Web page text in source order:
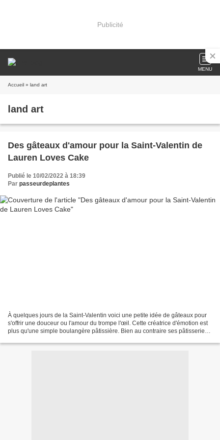
Publicité
MENU
Accueil » land art
land art
Des gâteaux d'amour pour la Saint-Valentin de
Lauren Loves Cake
Publié le 10/02/2022 à 18:39
Par passeurdeplantes
À quelques jours de la Saint-Valentin voici une petite idée de gâteaux pour
s'offrir une douceur ou l'amour du trompe l'œil. Cette créatrice d'émotion est
plus qu'une simple boulangère pâtissière. Bien au contraire ses pâtisseries